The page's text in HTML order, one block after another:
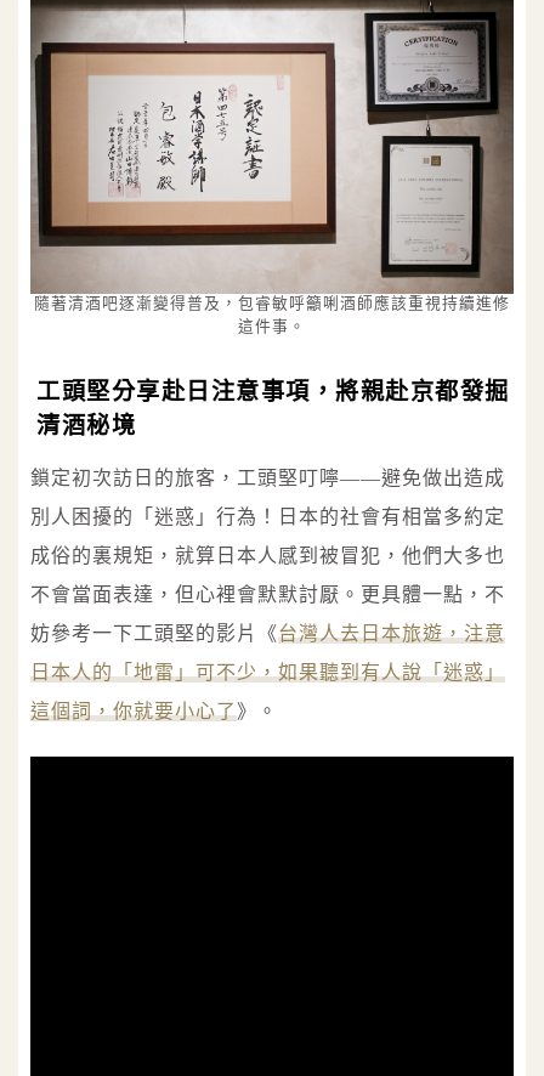
隨著清酒吧逐漸變得普及，包睿敏呼籲唎酒師應該重視持續進修
這件事。
工頭堅分享赴日注意事項，將親赴京都發掘
清酒秘境
鎖定初次訪日的旅客，工頭堅叮嚀——避免做出造成
別人困擾的「迷惑」行為！日本的社會有相當多約定
成俗的裏規矩，就算日本人感到被冒犯，他們大多也
不會當面表達，但心裡會默默討厭。更具體一點，不
妨參考一下工頭堅的影片《台灣人去日本旅遊，注意
日本人的「地雷」可不少，如果聽到有人說「迷惑」
這個詞，你就要小心了》。